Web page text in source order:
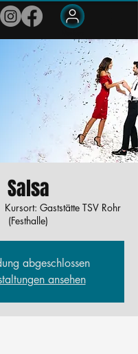
Salsa
Kursort: Gaststätte TSV Rohr
(Festhalle)
abgeschlossen
ansehen